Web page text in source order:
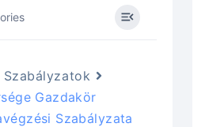
Szabályzatok
Gazdakör
Szabályzata